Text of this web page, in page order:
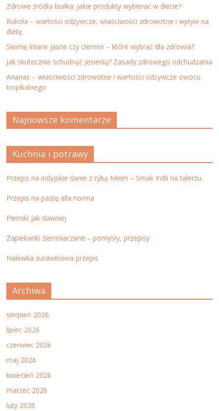
Zdrowe źródła białka: jakie produkty wybierać w diecie?
Rukola – wartości odżywcze, właściwości zdrowotne i wpływ na
dietę
Siemię lniane jasne czy ciemne – które wybrać dla zdrowia?
Jak skutecznie schudnąć jesienią? Zasady zdrowego odchudzania
Ananas – właściwości zdrowotne i wartości odżywcze owocu
tropikalnego
Najnowsze komentarze
Kuchnia i potrawy
Przepis na indyjskie danie z rybą Meen – Smak Indii na talerzu.
Przepis na pastę alla norma
Pierniki jak dawniej
Zapiekanki ziemniaczane – pomysły, przepisy
Nalewka żurawinowa przepis
Archiwa
sierpień 2026
lipiec 2026
czerwiec 2026
maj 2026
kwiecień 2026
marzec 2026
luty 2026